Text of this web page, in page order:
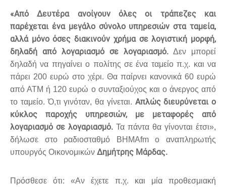
«Από Δευτέρα ανοίγουν όλες οι τράπεζες και
παρέχεται ένα μεγάλο σύνολο υπηρεσιών στα ταμεία,
αλλά μόνο όσες διακινούν χρήμα σε λογιστική μορφή,
δηλαδή από λογαριασμό σε λογαριασμό. Δεν μπορεί
δηλαδή να πηγαίνει ο πολίτης σε ένα ταμείο π.χ. και να
πάρει 200 ευρώ στο χέρι. Θα παίρνει κανονικά 60 ευρώ
από ΑΤΜ ή 120 ευρώ ο συνταξιούχος και ο άνεργος από
το ταμείο. Ό,τι γινόταν, θα γίνεται. Απλώς διευρύνεται ο
κύκλος παροχής υπηρεσιών, με μεταφορές από
λογαριασμό σε λογαριασμό. Τα πάντα θα γίνονται έτσι»,
δήλωσε στο ραδιοσταθμό ΒΗΜΑfm ο αναπληρωτής
υπουργός Οικονομικών Δημήτρης Μάρδας.
Πρόσθεσε ότι: «Αν έχετε π.χ. και μία προθεσμιακή